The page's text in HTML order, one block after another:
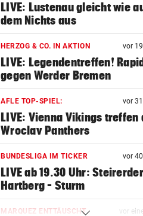
LIVE: Lustenau gleicht wie
dem Nichts aus
HERZOG & CO. IN AKTION vor
LIVE: Legendentreffen!
gegen Werder Bremen
AFLE TOP-SPIEL: vor
LIVE: Vienna Vikings treffen
Wroclav Panthers
BUNDESLIGA IM TICKER vor
LIVE ab 19.30 Uhr:
Hartberg – Sturm
MARQUEZ ENTTÄUSCHT vor